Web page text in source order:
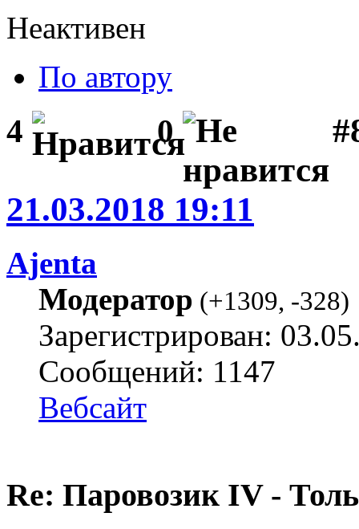
Неактивен
По автору
4 0
21.03.2018 19:11
Ajenta
Модератор (+1309, -328)
Зарегистрирован:
Сообщений: 1147
Вебсайт
Re: Паровозик IV -